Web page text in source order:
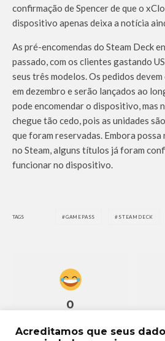
confirmação de Spencer de que o
dispositivo apenas deixa a notícia
As pré-encomendas do Steam Deck
passado, com os clientes gastando
seus três modelos. Os pedidos
em dezembro e serão lançados ao
pode encomendar o dispositivo, mas
chegue tão cedo, pois as unidades
que foram reservadas. Embora
no Steam, alguns títulos já foram
funcionar no dispositivo.
TAGS GAMEPASS STEAMDECK
0
Acreditamos que seus